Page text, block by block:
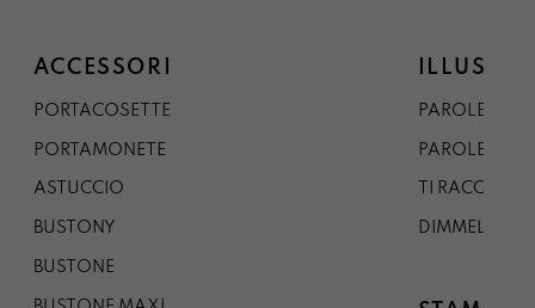
ACCESSORI
PORTACOSETTE
PORTAMONETE
ASTUCCIO
BUSTONY
BUSTONE
PAROLE DAL
PAROLE DA
TI
DIMMELO